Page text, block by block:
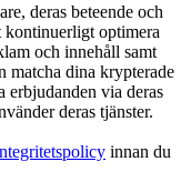
deras beteende och
kontinuerligt optimera
och innehåll samt
matcha dina krypterade
erbjudanden via deras
deras tjänster.
innan du